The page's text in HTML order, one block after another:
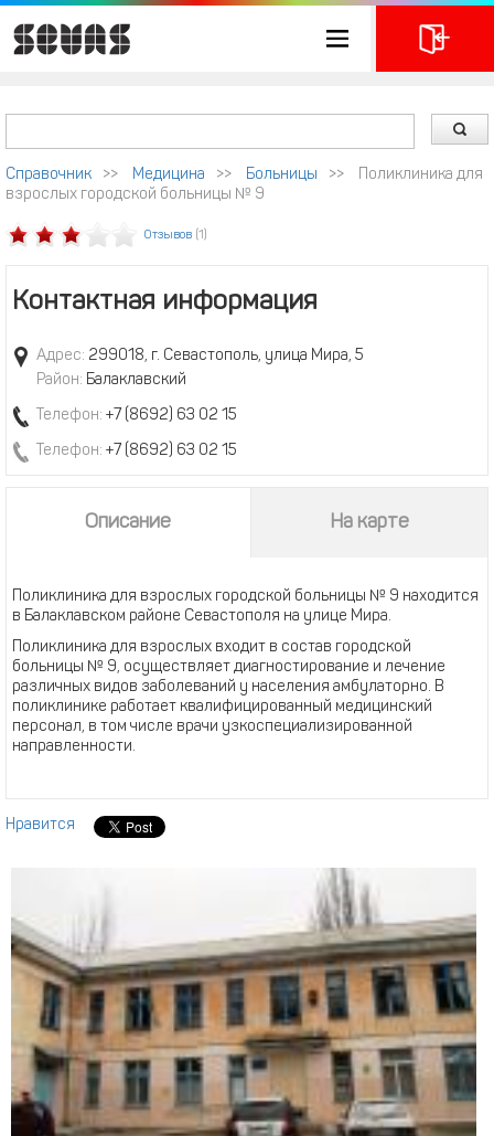
Справочник >> Медицина >> Больницы >>
Поликлиника для
взрослых городской больницы № 9
Отзывов (1)
Контактная информация
Адрес: 299018, г. Севастополь, улица Мира, 5
Район: Балаклавский
Телефон: +7 (8692) 63 02 15
Телефон: +7 (8692) 63 02 15
Описание На карте
Поликлиника для взрослых городской больницы № 9 находится
в Балаклавском районе Севастополя на улице Мира.
Поликлиника для взрослых входит в состав городской
больницы № 9, осуществляет диагностирование и лечение
различных видов заболеваний у населения амбулаторно. В
поликлинике работает квалифицированный медицинский
персонал, в том числе врачи узкоспециализированной
направленности.
Нравится